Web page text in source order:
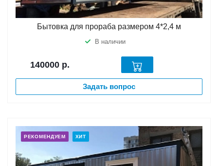
Бытовка для прораба размером 4*2,4 м
В наличии
140000 р.
Задать вопрос
РЕКОМЕНДУЕМ ХИТ